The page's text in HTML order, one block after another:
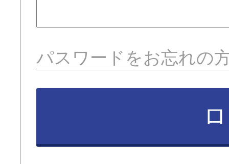
パスワードをお忘れの